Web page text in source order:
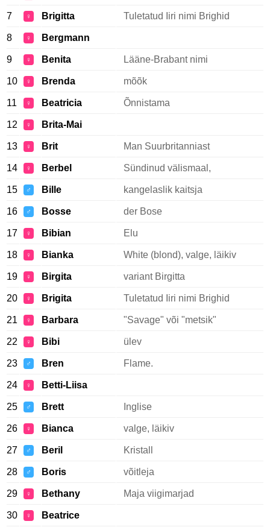
7 ♀ Brigitta Tuletatud Iiri nimi Brighid
8 ♀ Bergmann
9 ♀ Benita Lääne-Brabant nimi
10 ♀ Brenda mõõk
11 ♀ Beatricia Õnnistama
12 ♀ Brita-Mai
13 ♀ Brit Man Suurbritanniast
14 ♀ Berbel Sündinud välismaal,
15 ♂ Bille kangelaslik kaitsja
16 ♂ Bosse der Bose
17 ♀ Bibian Elu
18 ♀ Bianka White (blond), valge, läikiv
19 ♀ Birgita variant Birgitta
20 ♀ Brigita Tuletatud Iiri nimi Brighid
21 ♀ Barbara "Savage" või "metsik"
22 ♀ Bibi ülev
23 ♂ Bren Flame.
24 ♀ Betti-Liisa
25 ♂ Brett Inglise
26 ♀ Bianca valge, läikiv
27 ♂ Beril Kristall
28 ♂ Boris võitleja
29 ♀ Bethany Maja viigimarjad
30 ♀ Beatrice